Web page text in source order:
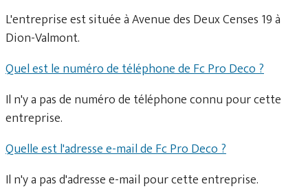
L'entreprise est située à Avenue des Deux Censes 19 à
Dion-Valmont.
Quel est le numéro de téléphone de Fc Pro Deco ?
Il n'y a pas de numéro de téléphone connu pour cette
entreprise.
Quelle est l'adresse e-mail de Fc Pro Deco ?
Il n'y a pas d'adresse e-mail pour cette entreprise.